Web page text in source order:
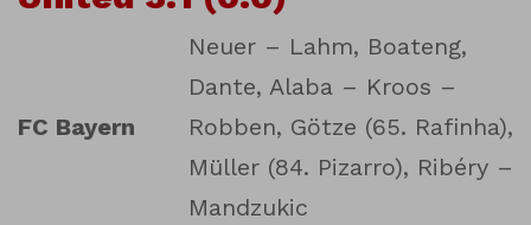
FC Bayern
Neuer – Lahm, Boateng,
Dante, Alaba – Kroos –
Robben, Götze (65. Rafinha),
Müller (84. Pizarro), Ribéry –
Mandzukic